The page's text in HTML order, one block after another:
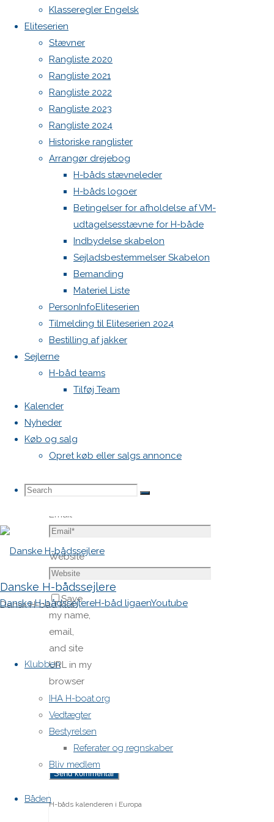
Klasseregler Engelsk
Eliteserien
Stævner
Rangliste 2020
Rangliste 2021
Rangliste 2022
Rangliste 2023
Rangliste 2024
Historiske ranglister
Arrangør drejebog
H-båds stævneleder
H-båds logoer
Betingelser for afholdelse af VM-
udtagelsesstævne for H-både
Indbydelse skabelon
Sejladsbestemmelser Skabelon
Bemanding
Materiel Liste
PersonInfoEliteserien
Tilmelding til Eliteserien 2024
Bestilling af jakker
Sejlerne
H-båd teams
Tilføj Team
Kalender
Nyheder
Køb og salg
Opret køb eller salgs annonce
Search
Search
Search
Danske H-bådssejlere
Dansk H-båd klub
Danske H-bådssejlereH-båd ligaenYoutube
Klubben
IHA H-boat.org
Vedtægter
Bestyrelsen
Referater og regnskaber
Bliv medlem
Båden
Next
image
Skriv
et
svar
Din e-
mailadresse
vil ikke
blive
publiceret.
Krævede
felter er
markeret
med*
Comment
Email
Website
Save
my name,
email,
and site
URL in my
browser
for next
time I
post a
comment.
H-båds kalenderen i Europa
WordPress.org